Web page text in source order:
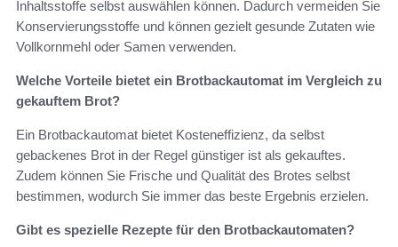
Inhaltsstoffe selbst auswählen können. Dadurch vermeiden Sie
Konservierungsstoffe und können gezielt gesunde Zutaten wie
Vollkornmehl oder Samen verwenden.
Welche Vorteile bietet ein Brotbackautomat im Vergleich zu
gekauftem Brot?
Ein Brotbackautomat bietet Kosteneffizienz, da selbst
gebackenes Brot in der Regel günstiger ist als gekauftes.
Zudem können Sie Frische und Qualität des Brotes selbst
bestimmen, wodurch Sie immer das beste Ergebnis erzielen.
Gibt es spezielle Rezepte für den Brotbackautomaten?